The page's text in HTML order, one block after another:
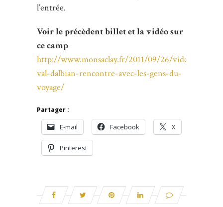
l’entrée.
Voir le précèdent billet et la vidéo sur
ce camp
http://www.monsaclay.fr/2011/09/26/video-
val-dalbian-rencontre-avec-les-gens-du-
voyage/
Partager :
E-mail Facebook X
Pinterest